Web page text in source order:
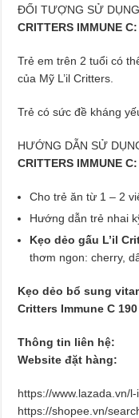
ĐỐI TƯỢNG SỬ DỤNG
CRITTERS IMMUNE C:
Trẻ em trên 2 tuổi có
của Mỹ L’il Critters.
Trẻ có sức đề kháng
HƯỚNG DẪN SỬ
CRITTERS IMMUNE C:
Cho trẻ ăn từ 1 – 2
Hướng dẫn trẻ nhai
Kẹo dẻo gấu L’il
thơm ngon: cherry,
Kẹo dẻo bổ sung
Critters Immune C
Thông tin liên hệ:
Website đặt hàng:
https://www.lazada.vn/
https://shopee.vn/